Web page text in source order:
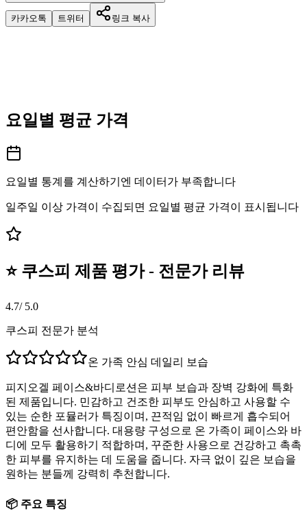
카카오톡 트위터 링크 복사
요일별 평균 가격
요일별 통계를 계산하기엔 데이터가 부족합니다
일주일 이상 가격이 수집되면 요일별 평균 가격이 표시됩니다
⭐ 쿠스피 제품 평가 - 전문가 리뷰
4.7/ 5.0
쿠스피 전문가 분석
온 가족 안심 데일리 보습
피지오겔 페이스&바디로션은 피부 보습과 장벽 강화에 특화
된 제품입니다. 민감하고 건조한 피부도 안심하고 사용할 수
있는 순한 포뮬러가 특징이며, 끈적임 없이 빠르게 흡수되어
편안함을 선사합니다. 대용량 구성으로 온 가족이 페이스와 바
디에 모두 활용하기 적합하며, 꾸준한 사용으로 건강하고 촉촉
한 피부를 유지하는 데 도움을 줍니다. 자극 없이 깊은 보습을
원하는 분들께 강력히 추천합니다.
📦 주요 특징